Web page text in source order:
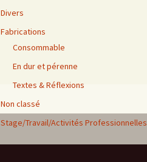
Divers
Fabrications
Consommable
En dur et pérenne
Textes & Réflexions
Non classé
Stage/Travail/Activités Professionnelles